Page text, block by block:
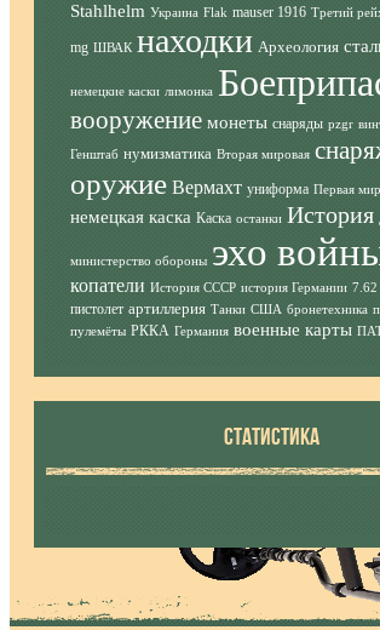
Stahlhelm Украина Flak mauser 1916 Третий
mg ШВАК находки Археология
немецкие каски лимонка
вооружение монеты снаряды pzgr
Генштаб нумизматика Вторая мировая
оружие Вермахт униформа Первая
немецкая каска Каска останки История
министерство обороны эхо
копатели История СССР история Германии
пистолет артиллерия Танки США бронетехника
пулемёты РККА Германия военные карты
СТАТИСТИКА